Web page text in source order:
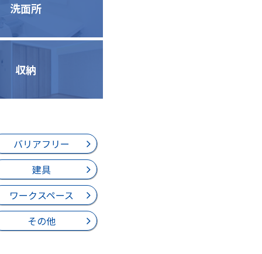
洗面所
収納
バリアフリー
建具
ワークスペース
その他